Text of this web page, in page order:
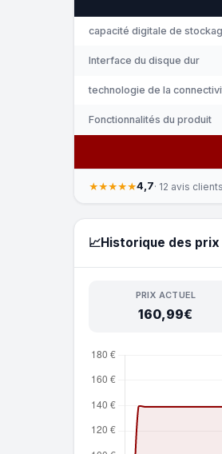
capacité digitale de
Interface du disque dur
technologie de la
Fonctionnalités du produit
★★★★★4,7· 12 avis clients
📈Historique des prix
PRIX ACTUEL
160,99€